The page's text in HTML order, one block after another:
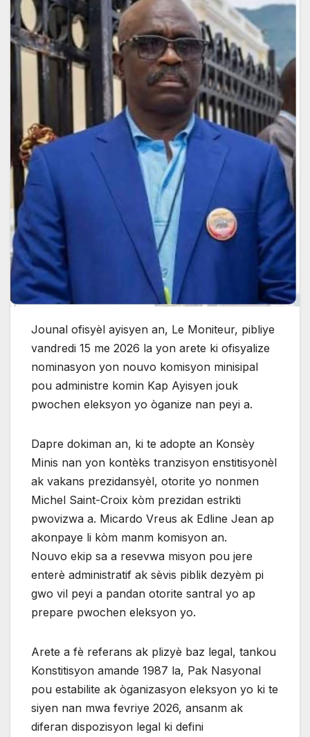
Jounal ofisyèl ayisyen an, Le Moniteur, pibliye
vandredi 15 me 2026 la yon arete ki ofisyalize
nominasyon yon nouvo komisyon minisipal
pou administre komin Kap Ayisyen jouk
pwochen eleksyon yo òganize nan peyi a.
Dapre dokiman an, ki te adopte an Konsèy
Minis nan yon kontèks tranzisyon enstitisyonèl
ak vakans prezidansyèl, otorite yo nonmen
Michel Saint-Croix kòm prezidan estrikti
pwovizwa a. Micardo Vreus ak Edline Jean ap
akonpaye li kòm manm komisyon an.
Nouvo ekip sa a resevwa misyon pou jere
enterè administratif ak sèvis piblik dezyèm pi
gwo vil peyi a pandan otorite santral yo ap
prepare pwochen eleksyon yo.
Arete a fè referans ak plizyè baz legal, tankou
Konstitisyon amande 1987 la, Pak Nasyonal
pou estabilite ak òganizasyon eleksyon yo ki te
siyen nan mwa fevriye 2026, ansanm ak
diferan dispozisyon legal ki defini